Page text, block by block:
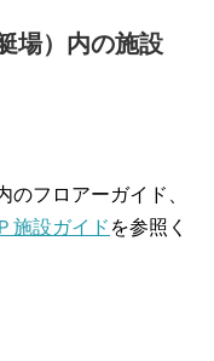
場）内の施設
フロアーガイド、
施設ガイド を参照く